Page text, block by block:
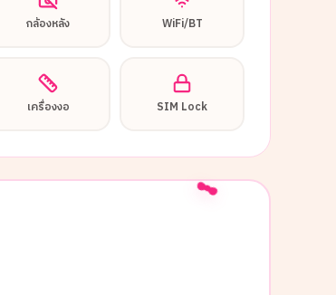
กล้องหลัง WiFi/BT
เครื่องงอ SIM Lock